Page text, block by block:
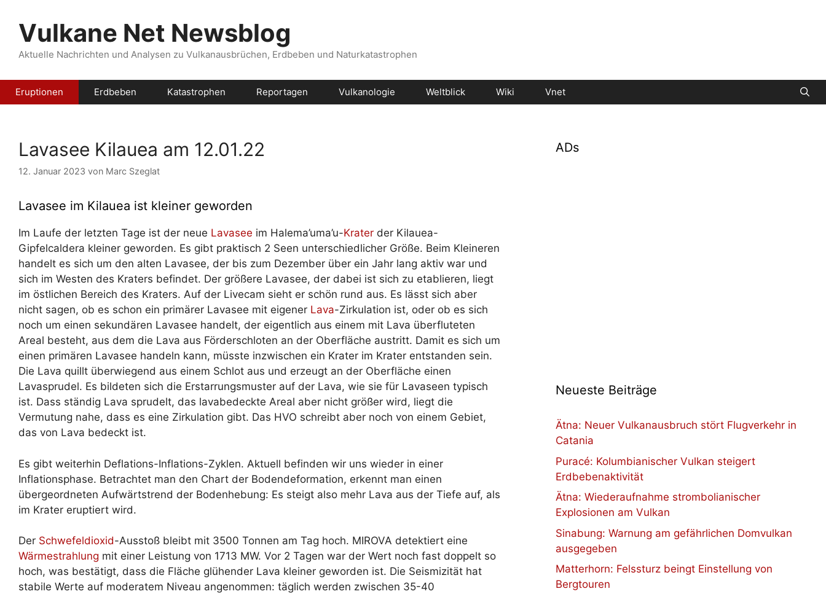
Inhalt
springenVulkane Net Newsblog
Aktuelle Nachrichten und Analysen zu Vulkanausbrüchen, Erdbeben und Naturkatastrophen
Eruptionen Erdbeben Katastrophen Reportagen Vulkanologie Weltblick Wiki Vnet
Lavasee Kilauea am 12.01.22
12. Januar 2023 von Marc Szeglat
Lavasee im Kilauea ist kleiner geworden
Im Laufe der letzten Tage ist der neue Lavasee im Halema’uma’u-Krater der Kilauea-
Gipfelcaldera kleiner geworden. Es gibt praktisch 2 Seen unterschiedlicher Größe. Beim Kleineren
handelt es sich um den alten Lavasee, der bis zum Dezember über ein Jahr lang aktiv war und
sich im Westen des Kraters befindet. Der größere Lavasee, der dabei ist sich zu etablieren, liegt
im östlichen Bereich des Kraters. Auf der Livecam sieht er schön rund aus. Es lässt sich aber
nicht sagen, ob es schon ein primärer Lavasee mit eigener Lava-Zirkulation ist, oder ob es sich
noch um einen sekundären Lavasee handelt, der eigentlich aus einem mit Lava überfluteten
Areal besteht, aus dem die Lava aus Förderschloten an der Oberfläche austritt. Damit es sich um
einen primären Lavasee handeln kann, müsste inzwischen ein Krater im Krater entstanden sein.
Die Lava quillt überwiegend aus einem Schlot aus und erzeugt an der Oberfläche einen
Lavasprudel. Es bildeten sich die Erstarrungsmuster auf der Lava, wie sie für Lavaseen typisch
ist. Dass ständig Lava sprudelt, das lavabedeckte Areal aber nicht größer wird, liegt die
Vermutung nahe, dass es eine Zirkulation gibt. Das HVO schreibt aber noch von einem Gebiet,
das von Lava bedeckt ist.
Es gibt weiterhin Deflations-Inflations-Zyklen. Aktuell befinden wir uns wieder in einer
Inflationsphase. Betrachtet man den Chart der Bodendeformation, erkennt man einen
übergeordneten Aufwärtstrend der Bodenhebung: Es steigt also mehr Lava aus der Tiefe auf, als
im Krater eruptiert wird.
Der Schwefeldioxid-Ausstoß bleibt mit 3500 Tonnen am Tag hoch. MIROVA detektiert eine
Wärmestrahlung mit einer Leistung von 1713 MW. Vor 2 Tagen war der Wert noch fast doppelt so
hoch, was bestätigt, dass die Fläche glühender Lava kleiner geworden ist. Die Seismizität hat
stabile Werte auf moderatem Niveau angenommen: täglich werden zwischen 35-40
ADs
Neueste Beiträge
Ätna: Neuer Vulkanausbruch stört Flugverkehr in
Catania
Puracé: Kolumbianischer Vulkan steigert
Erdbebenaktivität
Ätna: Wiederaufnahme strombolianischer
Explosionen am Vulkan
Sinabung: Warnung am gefährlichen Domvulkan
ausgegeben
Matterhorn: Felssturz beingt Einstellung von
Bergtouren